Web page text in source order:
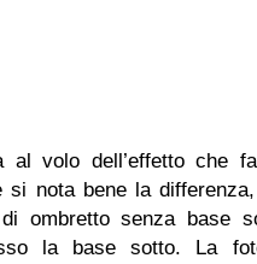
al volo dell’effetto che
si nota bene la
ombretto senza base
la base sotto. La